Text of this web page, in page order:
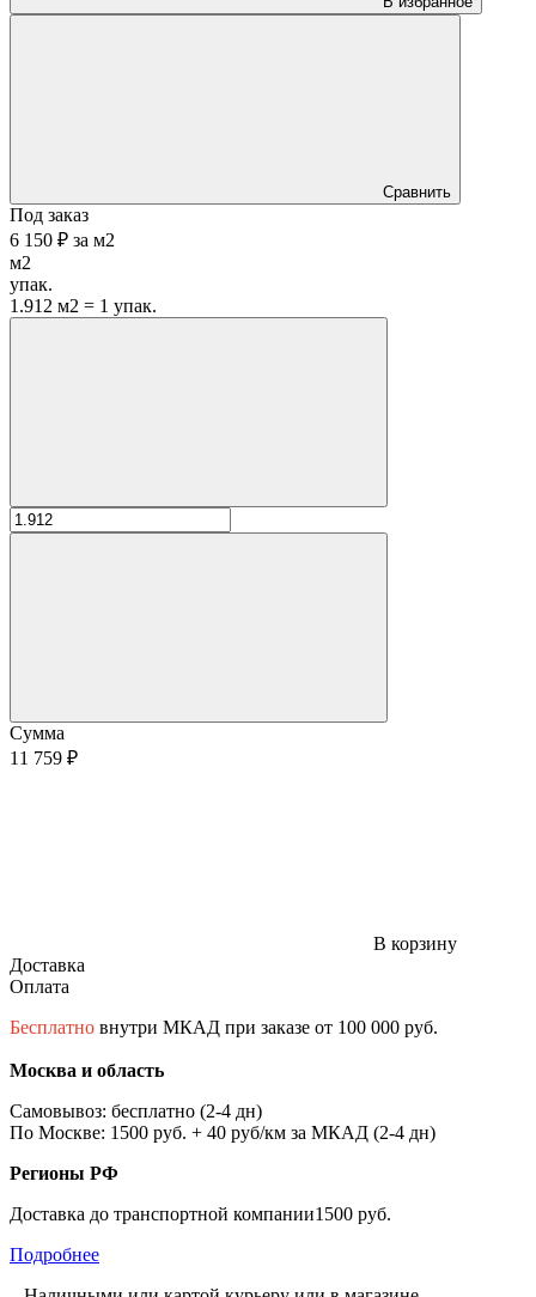
Сравнить
Под заказ
6 150 ₽ за м2
м2
упак.
1.912 м2 = 1 упак.
Сумма
11 759 ₽
В корзину
Доставка
Оплата
Бесплатно внутри МКАД при заказе от 100 000 руб.
Москва и область
Самовывоз: бесплатно (2-4 дн)
По Москве: 1500 руб. + 40 руб/км за МКАД (2-4 дн)
Регионы РФ
Доставка до транспортной компании1500 руб.
Подробнее